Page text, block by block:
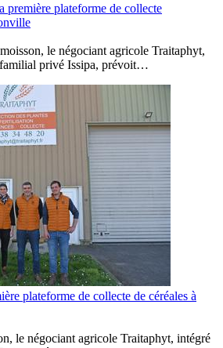
première plateforme de collecte
le négociant agricole Traitaphyt,
privé Issipa, prévoit…
plateforme de collecte de céréales à
le négociant agricole Traitaphyt, intégré